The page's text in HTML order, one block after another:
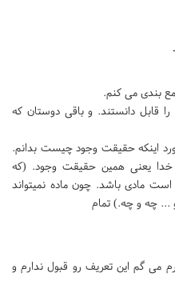
بندی می کنم.
قابل دانستند. و باقی دوستان که
اینکه حقیقت وجود چیست بدانم.
خدا یعنی همین حقیقت وجود. (که
مادی باشد. چون ماده نمیتواند
... چه و چه.) تمام
می گم این تعریف رو قبول ندارم و